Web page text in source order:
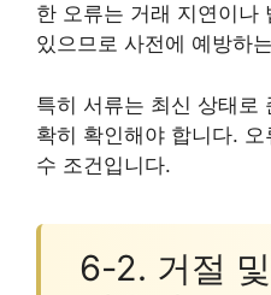
한 오류는 거래 지연이나
있으므로 사전에 예방하
특히 서류는 최신 상태로
확히 확인해야 합니다.
수 조건입니다.
6-2. 거절